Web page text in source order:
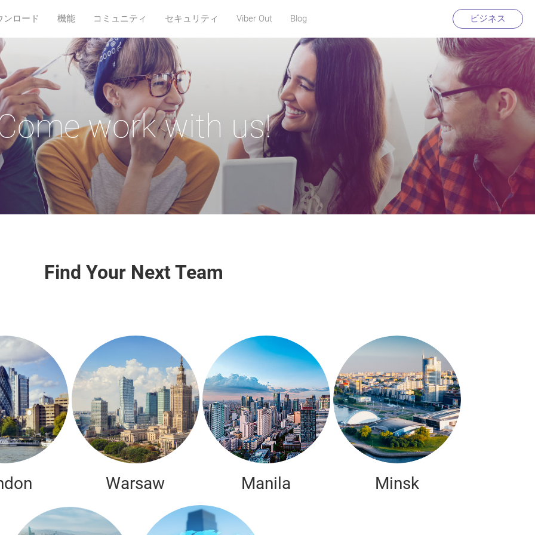
ンロード 機能 コミュニティ セキュリティ Viber Out Blog ビジネス
work with us!
Find Your Next Team
Warsaw Manila Minsk